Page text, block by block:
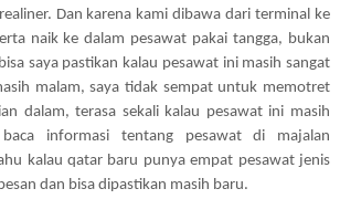
Dan karena kami dibawa dari terminal ke
naik ke dalam pesawat pakai tangga, bukan
saya pastikan kalau pesawat ini masih sangat
malam, saya tidak sempat untuk memotret
dalam, terasa sekali kalau pesawat ini masih
informasi tentang pesawat di majalan
kalau qatar baru punya empat pesawat jenis
dan bisa dipastikan masih baru.